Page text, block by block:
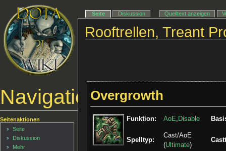
Rooftrellen, Treant
Overgrowth
Funktion: AoE, Disable
Spelltyp:
Cast/AoE
(Ultimate)
Navigationsmenü
Seite Diskussion Quelltext anzeigen
Seitenaktionen
Seite
Diskussion
Mehr